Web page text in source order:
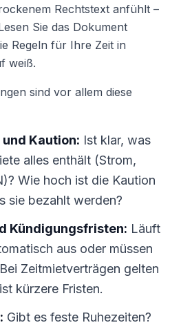
Rechtstext anfühlt –
Sie das Dokument
Regeln für Ihre Zeit in
weiß.
sind vor allem diese
Kaution: Ist klar, was
alles enthält (Strom,
Wie hoch ist die Kaution
sie bezahlt werden?
Kündigungsfristen: Läuft
aus oder müssen
Zeitmietverträgen gelten
kürzere Fristen.
Gibt es feste Ruhezeiten?